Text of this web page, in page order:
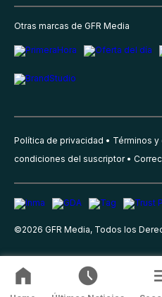
Otras marcas de GFR Media
Política de privacidad Términos
condiciones del suscriptor
©2026 GFR Media, Todos los